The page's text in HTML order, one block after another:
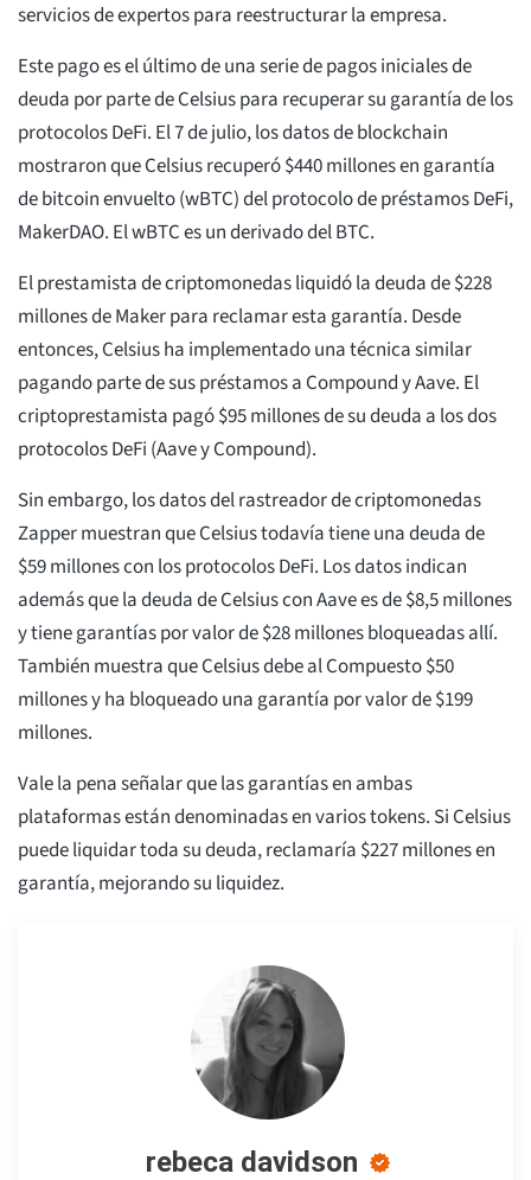
servicios de expertos para reestructurar la empresa.
Este pago es el último de una serie de pagos iniciales de
deuda por parte de Celsius para recuperar su garantía de los
protocolos DeFi. El 7 de julio, los datos de blockchain
mostraron que Celsius recuperó $440 millones en garantía
de bitcoin envuelto (wBTC) del protocolo de préstamos DeFi,
MakerDAO. El wBTC es un derivado del BTC.
El prestamista de criptomonedas liquidó la deuda de $228
millones de Maker para reclamar esta garantía. Desde
entonces, Celsius ha implementado una técnica similar
pagando parte de sus préstamos a Compound y Aave. El
criptoprestamista pagó $95 millones de su deuda a los dos
protocolos DeFi (Aave y Compound).
Sin embargo, los datos del rastreador de criptomonedas
Zapper muestran que Celsius todavía tiene una deuda de
$59 millones con los protocolos DeFi. Los datos indican
además que la deuda de Celsius con Aave es de $8,5 millones
y tiene garantías por valor de $28 millones bloqueadas allí.
También muestra que Celsius debe al Compuesto $50
millones y ha bloqueado una garantía por valor de $199
millones.
Vale la pena señalar que las garantías en ambas
plataformas están denominadas en varios tokens. Si Celsius
puede liquidar toda su deuda, reclamaría $227 millones en
garantía, mejorando su liquidez.
rebeca davidson